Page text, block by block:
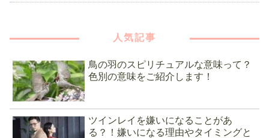
人気記事
鳥の羽のスピリチュアルな意味って？
色別の意味をご紹介します！
ツインレイを嫌いになることがあ
る？！嫌いになる理由やタイミングと